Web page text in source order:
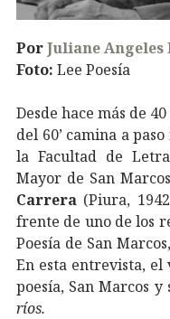
PorJuliane Angeles
Foto: Lee Poesía
Desde hace más de
del 60’ camina a
la Facultad de
Mayor de San
Carrera (Piura,
frente de uno de los
Poesía de San
En esta entrevista,
poesía, San Marcos
ríos.